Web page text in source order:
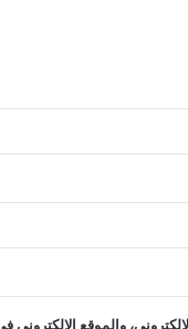
والموقع الإلكتروني